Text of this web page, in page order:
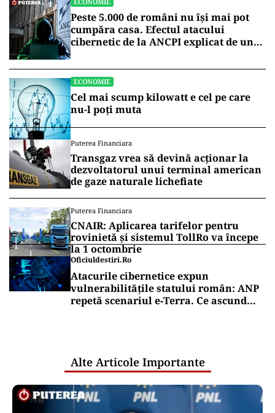
Peste 5.000 de români nu își mai pot
cumpăra casa. Efectul atacului
cibernetic de la ANCPI explicat de un
ECONOMIE
Cel mai scump kilowatt e cel pe care
nu-l poți muta
Puterea Financiara
Transgaz vrea să devină acționar la
dezvoltatorul unui terminal american
de gaze naturale lichefiate
Puterea Financiara
CNAIR: Aplicarea tarifelor pentru
rovinietă și sistemul TollRo va începe
la 1 octombrie
Oficiuldestiri.ro
Atacurile cibernetice expun
vulnerabilitățile statului român: ANP
repetă scenariul e‑Terra. Ce ascund
Alte Articole Importante